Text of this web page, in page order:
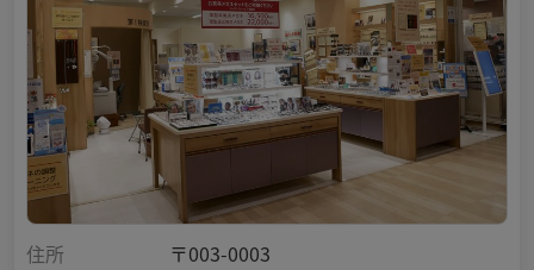
住所
〒003-0003